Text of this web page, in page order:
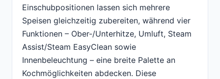
Einschubpositionen lassen sich mehrere
Speisen gleichzeitig zubereiten, während vier
Funktionen – Ober-/Unterhitze, Umluft, Steam
Assist/Steam EasyClean sowie
Innenbeleuchtung – eine breite Palette an
Kochmöglichkeiten abdecken. Diese